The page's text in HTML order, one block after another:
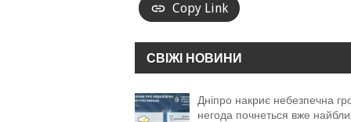
Copy Link
СВІЖІ НОВИНИ
Дніпро накриє небезпечна
негода почнеться вже